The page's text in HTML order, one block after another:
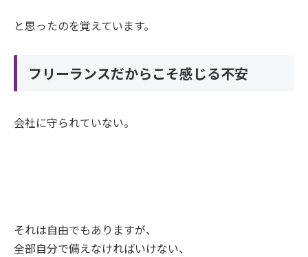
と思ったのを覚えています。
フリーランスだからこそ感じる不安
会社に守られていない。
それは自由でもありますが、
全部自分で備えなければいけない、